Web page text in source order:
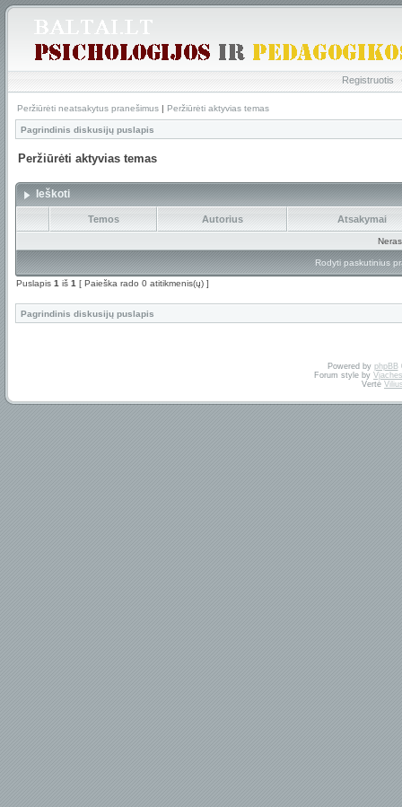
Registruotis
Peržiūrėti neatsakytus pranešimus | Peržiūrėti aktyvias temas
Pagrindinis diskusijų puslapis
Peržiūrėti aktyvias temas
Ieškoti
Temos Autorius Atsakymai
Rodyti paskutinius
Puslapis 1 iš 1 [ Paieška rado 0 atitikmenis(ų) ]
Pagrindinis diskusijų puslapis
Powered by phpBB
Forum style by
Vertė